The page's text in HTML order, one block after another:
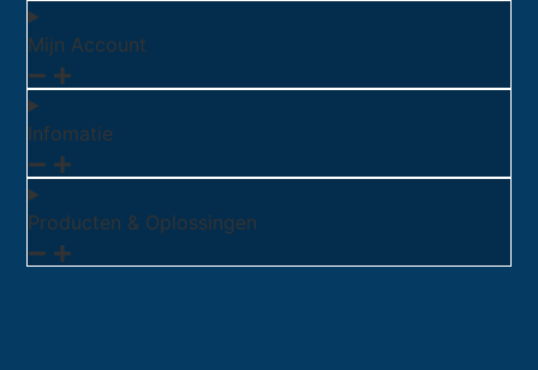
Mijn Account
Infomatie
Producten & Oplossingen